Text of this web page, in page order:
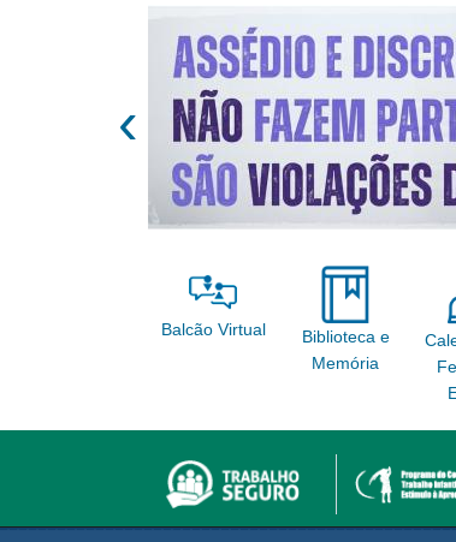
‹
Balcão Virtual
Biblioteca e
Memória